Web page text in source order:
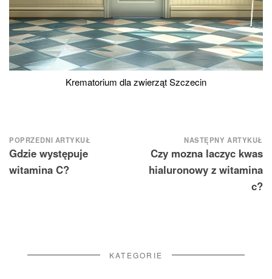
Krematorium dla zwierząt Szczecin
Nawigacja
wpisu
POPRZEDNI ARTYKUŁ
Gdzie występuje
witamina C?
NASTĘPNY ARTYKUŁ
Czy mozna laczyc kwas
hialuronowy z witamina
c?
KATEGORIE